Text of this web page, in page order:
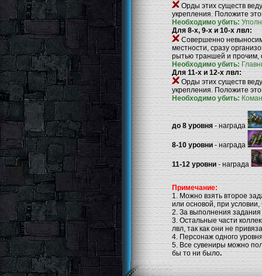
Орды этих существ
укрепления. Положите
Необходимо убить:
Для 8-х, 9-х и 10-х лвл:
Совершенно
местности, сразу
рытью траншей и прочим,
Необходимо убить:
Для 11-х и 12-х лвл:
Орды этих существ
укрепления. Положите
Необходимо убить:
до 8 уровня- награда
8-10 уровни - награда
11-12 уровни - награда
Примечание:
1. Можно взять второе
или основой, при
2. За выполнения
3. Остальные части
лвл, так как они не
4. Персонаж одного
5. Все сувениры можно
бы то ни было.